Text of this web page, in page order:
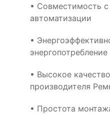
• Совместимость
автоматизации
•
энергопотребление
• Высокое
производителя
• Простота